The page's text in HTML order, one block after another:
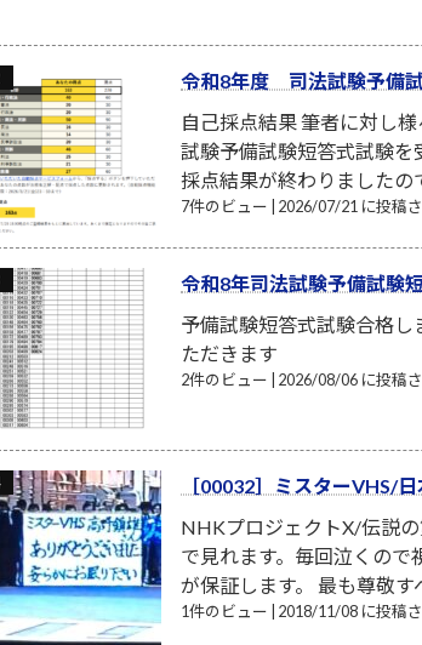
令和8年度 司法試験予備
自己採点結果 筆者に対し
試験予備試験短答式試験
採点結果が終わりまし
7件のビュー 2026/07/21 に投稿
令和8年司法試験予備試験
予備試験短答式試験合格
ただきます
2件のビュー 2026/08/06 に投稿
［00032］ミスターVHS/
NHKプロジェクトX/伝説
で見れます。毎回泣くの
が保証します。 最も尊敬す
1件のビュー 2018/11/08 に投稿